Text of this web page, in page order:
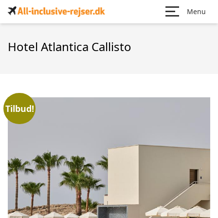
Menu
Hotel Atlantica Callisto
Tilbud!